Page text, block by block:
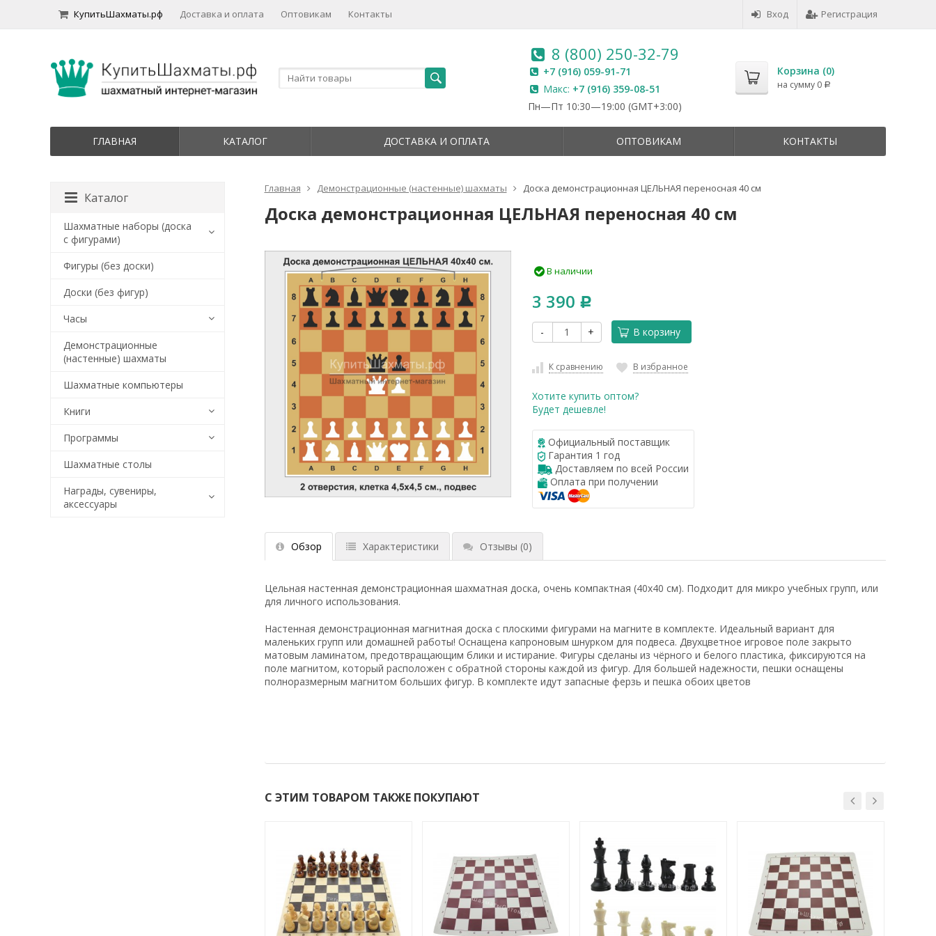
Вход Регистрация
КупитьШахматы.рф Доставка и оплата Оптовикам Контакты
8 (800) 250-32-79
+7 (916) 059-91-71
Макс: +7 (916) 359-08-51
Пн—Пт 10:30—19:00 (GMT+3:00)
Корзина (0)
на сумму 0 Р
ГЛАВНАЯ КАТАЛОГ ДОСТАВКА И ОПЛАТА ОПТОВИКАМ КОНТАКТЫ
Главная Демонстрационные (настенные) шахматы Доска демонстрационная ЦЕЛЬНАЯ переносная 40 см
Доска демонстрационная ЦЕЛЬНАЯ переносная 40 см
В наличии
3 390 Р
- + В корзину
К сравнению В избранное
Хотите купить оптом?
Будет дешевле!
Официальный поставщик
Гарантия 1 год
Доставляем по всей России
Оплата при получении
Обзор Характеристики Отзывы (0)
Цельная настенная демонстрационная шахматная доска, очень компактная (40x40 см). Подходит для микро учебных групп, или
для личного использования.
Настенная демонстрационная магнитная доска с плоскими фигурами на магните в комплекте. Идеальный вариант для
маленьких групп или домашней работы! Оснащена капроновым шнурком для подвеса. Двухцветное игровое поле закрыто
матовым ламинатом, предотвращающим блики и истирание. Фигуры сделаны из чёрного и белого пластика, фиксируются на
поле магнитом, который расположен с обратной стороны каждой из фигур. Для большей надежности, пешки оснащены
полноразмерным магнитом больших фигур. В комплекте идут запасные ферзь и пешка обоих цветов
С ЭТИМ ТОВАРОМ ТАКЖЕ ПОКУПАЮТ
Каталог
Шахматные наборы (доска
с фигурами)
Фигуры (без доски)
Доски (без фигур)
Часы
Демонстрационные
(настенные) шахматы
Шахматные компьютеры
Книги
Программы
Шахматные столы
Награды, сувениры,
аксессуары